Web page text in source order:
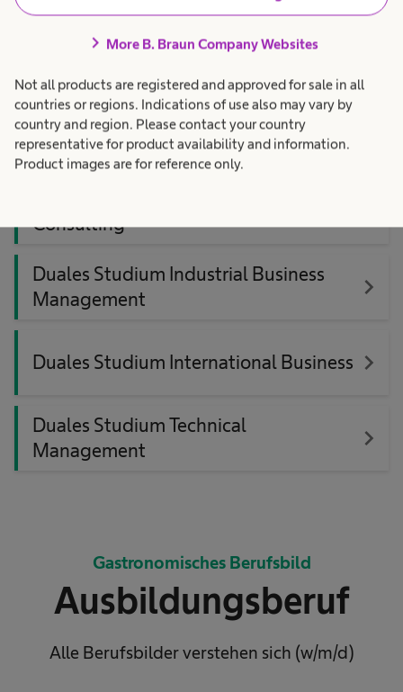
chevron_right More B. Braun Company Websites
Not all products are registered and approved for sale in all
countries or regions. Indications of use also may vary by
country and region. Please contact your country
representative for product availability and information.
Product images are for reference only.
Fachkraft für Lagerlogistik
Industriekaufmann mit
Zusatzqualifikation
Consulting
Duales Studium Industrial Business
Management
navigate_next
Duales Studium International Business navigate_next
Duales Studium Technical
Management
navigate_next
Gastronomisches Berufsbild
Ausbildungsberuf
Alle Berufsbilder verstehen sich (w/m/d)